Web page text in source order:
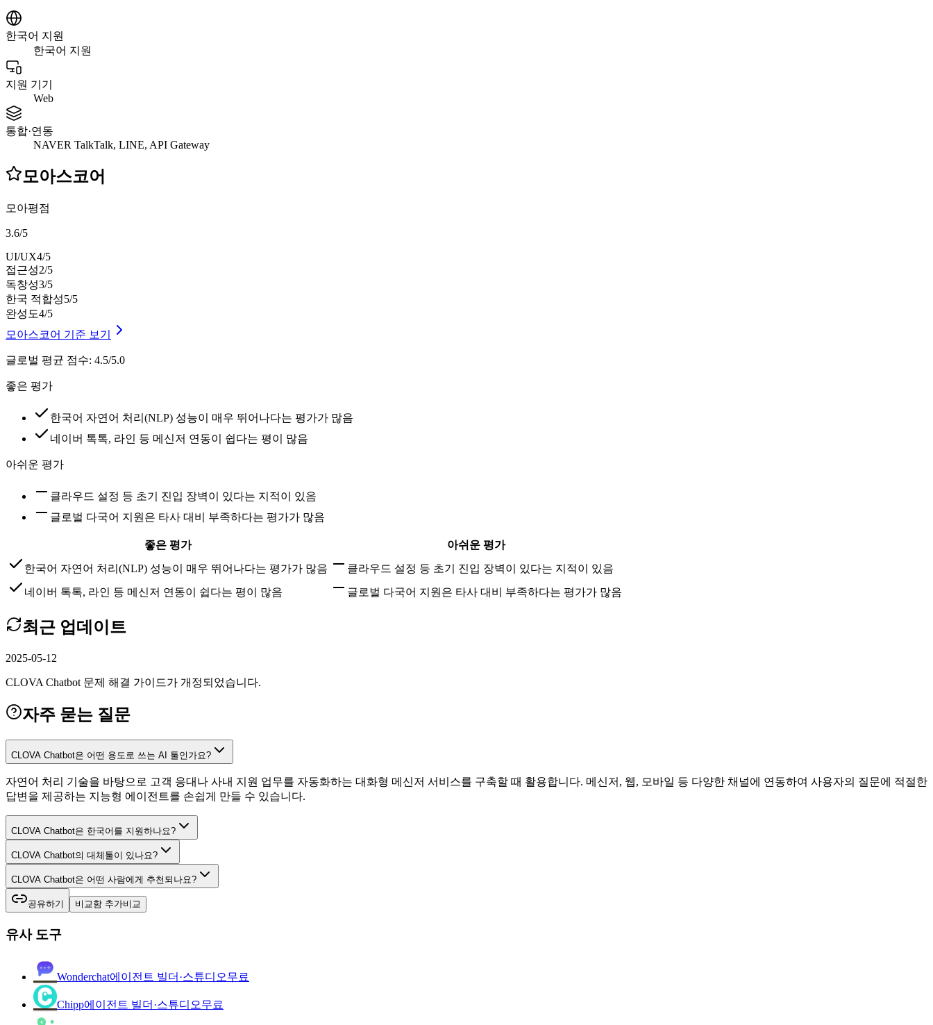
한국어 지원
한국어 지원
지원 기기
Web
통합·연동
NAVER TalkTalk, LINE, API Gateway
모아스코어
모아평점
3.6/5
UI/UX4/5
접근성2/5
독창성3/5
한국 적합성5/5
완성도4/5
모아스코어 기준 보기
글로벌 평균 점수: 4.5/5.0
좋은 평가
한국어 자연어 처리(NLP) 성능이 매우 뛰어나다는 평가가 많음
네이버 톡톡, 라인 등 메신저 연동이 쉽다는 평이 많음
아쉬운 평가
클라우드 설정 등 초기 진입 장벽이 있다는 지적이 있음
글로벌 다국어 지원은 타사 대비 부족하다는 평가가 많음
좋은 평가
아쉬운 평가
한국어 자연어 처리(NLP) 성능이 매우 뛰어나다는 평가가 많음
클라우드 설정 등 초기 진입 장벽이 있다는 지적이 있음
네이버 톡톡, 라인 등 메신저 연동이 쉽다는 평이 많음
글로벌 다국어 지원은 타사 대비 부족하다는 평가가 많음
최근 업데이트
2025-05-12
CLOVA Chatbot 문제 해결 가이드가 개정되었습니다.
자주 묻는 질문
CLOVA Chatbot은 어떤 용도로 쓰는 AI 툴인가요?
자연어 처리 기술을 바탕으로 고객 응대나 사내 지원 업무를 자동화하는 대화형 메신저 서비스를 구축할 때 활용합니다. 메신저, 웹, 모바일 등 다양한 채널에 연동하여 사용자의 질문에 적절한
답변을 제공하는 지능형 에이전트를 손쉽게 만들 수 있습니다.
CLOVA Chatbot은 한국어를 지원하나요?
CLOVA Chatbot의 대체툴이 있나요?
CLOVA Chatbot은 어떤 사람에게 추천되나요?
공유하기 비교함 추가비교
유사 도구
Wonderchat에이전트 빌더·스튜디오무료
Chipp에이전트 빌더·스튜디오무료